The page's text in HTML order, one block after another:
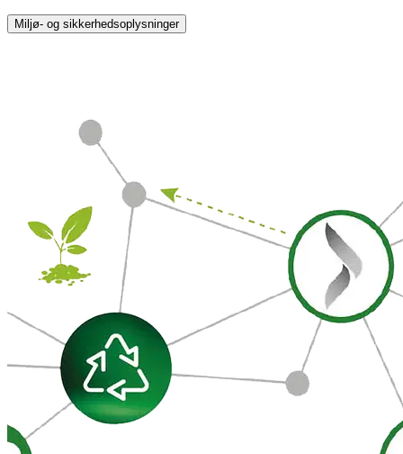
Miljø- og sikkerhedsoplysninger